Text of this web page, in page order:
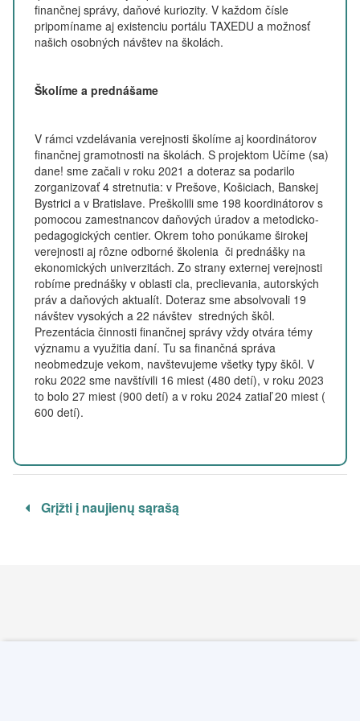
finančnej správy, daňové kuriozity. V každom čísle
pripomíname aj existenciu portálu TAXEDU a možnosť
našich osobných návštev na školách.
Školíme a prednášame
V rámci vzdelávania verejnosti školíme aj koordinátorov
finančnej gramotnosti na školách. S projektom Učíme (sa)
dane! sme začali v roku 2021 a doteraz sa podarilo
zorganizovať 4 stretnutia: v Prešove, Košiciach, Banskej
Bystrici a v Bratislave. Preškolili sme 198 koordinátorov s
pomocou zamestnancov daňových úradov a metodicko-
pedagogických centier. Okrem toho ponúkame širokej
verejnosti aj rôzne odborné školenia či prednášky na
ekonomických univerzitách. Zo strany externej verejnosti
robíme prednášky v oblasti cla, preclievania, autorských
práv a daňových aktualít. Doteraz sme absolvovali 19
návštev vysokých a 22 návštev stredných škôl.
Prezentácia činnosti finančnej správy vždy otvára témy
významu a využitia daní. Tu sa finančná správa
neobmedzuje vekom, navštevujeme všetky typy škôl. V
roku 2022 sme navštívili 16 miest (480 detí), v roku 2023
to bolo 27 miest (900 detí) a v roku 2024 zatiaľ 20 miest (
600 detí).
Grįžti į naujienų sąrašą